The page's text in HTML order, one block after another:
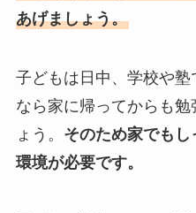
あげましょう。
子どもは日中、学校や
なら家に帰ってからも
ょう。 そのため家でも
環境が必要です。